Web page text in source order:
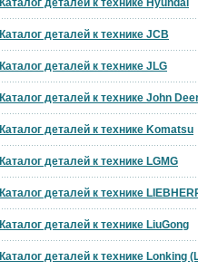
Каталог деталей к технике Hyundai
Каталог деталей к технике JCB
Каталог деталей к технике JLG
Каталог деталей к технике John
Каталог деталей к технике Komatsu
Каталог деталей к технике LGMG
Каталог деталей к технике
Каталог деталей к технике LiuGong
Каталог деталей к технике Lonking